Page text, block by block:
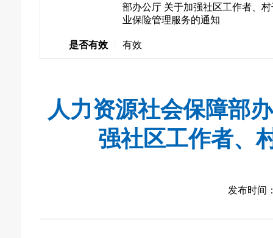
部办公厅 关于加强社区工作者、
业保险管理服务的通知
是否有效 有效
人力资源社会保障部
强社区工作者、
发布时间